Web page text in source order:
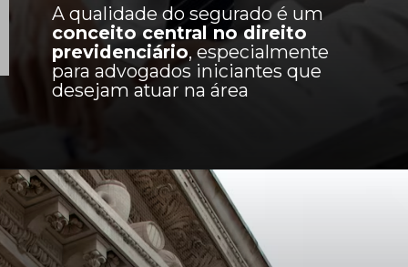
A qualidade do segurado é um
conceito central no direito
previdenciário, especialmente
para advogados iniciantes que
desejam atuar na área